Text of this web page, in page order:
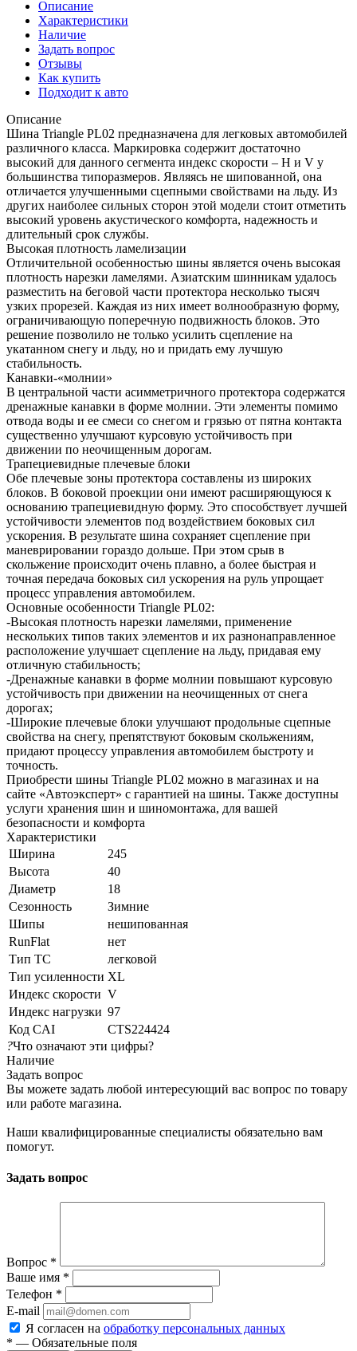
Описание
Характеристики
Наличие
Задать вопрос
Отзывы
Как купить
Подходит к авто
Описание
Шина Triangle PL02 предназначена для легковых автомобилей
различного класса. Маркировка содержит достаточно
высокий для данного сегмента индекс скорости – H и V у
большинства типоразмеров. Являясь не шипованной, она
отличается улучшенными сцепными свойствами на льду. Из
других наиболее сильных сторон этой модели стоит отметить
высокий уровень акустического комфорта, надежность и
длительный срок службы.
Высокая плотность ламелизации
Отличительной особенностью шины является очень высокая
плотность нарезки ламелями. Азиатским шинникам удалось
разместить на беговой части протектора несколько тысяч
узких прорезей. Каждая из них имеет волнообразную форму,
ограничивающую поперечную подвижность блоков. Это
решение позволило не только усилить сцепление на
укатанном снегу и льду, но и придать ему лучшую
стабильность.
Канавки-«молнии»
В центральной части асимметричного протектора содержатся
дренажные канавки в форме молнии. Эти элементы помимо
отвода воды и ее смеси со снегом и грязью от пятна контакта
существенно улучшают курсовую устойчивость при
движении по неочищенным дорогам.
Трапециевидные плечевые блоки
Обе плечевые зоны протектора составлены из широких
блоков. В боковой проекции они имеют расширяющуюся к
основанию трапециевидную форму. Это способствует лучшей
устойчивости элементов под воздействием боковых сил
ускорения. В результате шина сохраняет сцепление при
маневрировании гораздо дольше. При этом срыв в
скольжение происходит очень плавно, а более быстрая и
точная передача боковых сил ускорения на руль упрощает
процесс управления автомобилем.
Основные особенности Triangle PL02:
-Высокая плотность нарезки ламелями, применение
нескольких типов таких элементов и их разнонаправленное
расположение улучшает сцепление на льду, придавая ему
отличную стабильность;
-Дренажные канавки в форме молнии повышают курсовую
устойчивость при движении на неочищенных от снега
дорогах;
-Широкие плечевые блоки улучшают продольные сцепные
свойства на снегу, препятствуют боковым скольжениям,
придают процессу управления автомобилем быстроту и
точность.
Приобрести шины Triangle PL02 можно в магазинах и на
сайте «Автоэксперт» с гарантией на шины. Также доступны
услуги хранения шин и шиномонтажа, для вашей
безопасности и комфорта
Характеристики
Ширина
245
Высота
40
Диаметр
18
Сезонность
Зимние
Шипы
нешипованная
RunFlat
нет
Тип ТС
легковой
Тип усиленности XL
Индекс скорости V
Индекс нагрузки 97
Код CAI
CTS224424
?Что означают эти цифры?
Наличие
Задать вопрос
Вы можете задать любой интересующий вас вопрос по товару
или работе магазина.
Наши квалифицированные специалисты обязательно вам
помогут.
Задать вопрос
Вопрос *
Ваше имя *
Телефон *
E-mail
Я согласен на обработку персональных данных
* — Обязательные поля